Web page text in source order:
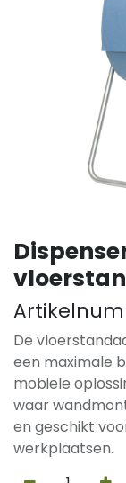
De
een maximale
mobiele
waar
en geschikt
werkplaatsen.